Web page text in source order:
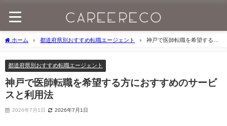
ホーム 都道府県別おすすめ転職エージェント
神戸で医師転職を希望する方
都道府県別おすすめ転職エージェント
神戸で医師転職を希望する方におすすめのサービ
スと利用法
2026年7月1日 2026年7月1日